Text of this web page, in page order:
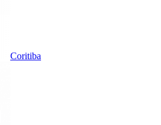
Coritiba